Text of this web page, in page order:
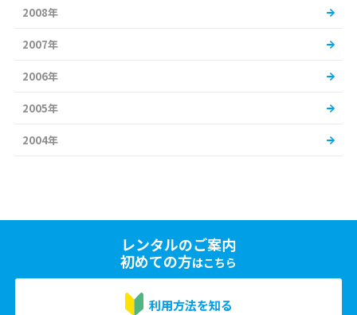
2008年
2007年
2006年
2005年
2004年
レンタルのご案内
初めての方はこちら
利用方法を知る